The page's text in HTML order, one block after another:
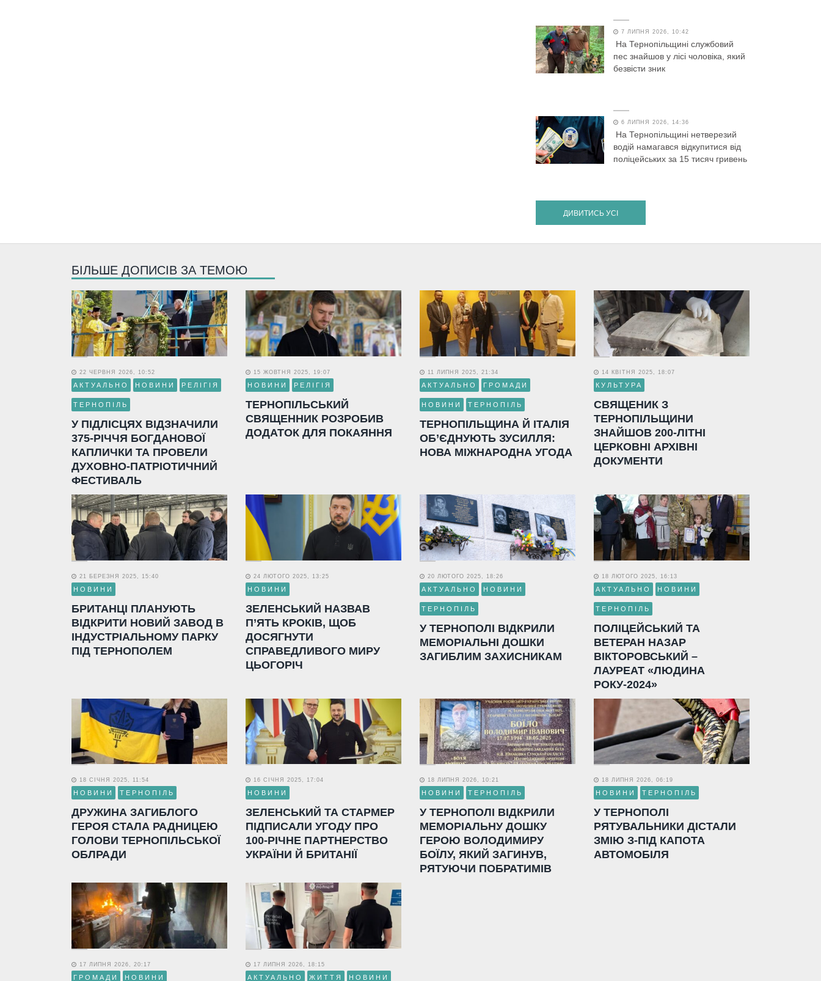
7 ЛИПНЯ 2026, 10:42
На Тернопільщині службовий
пес знайшов у лісі чоловіка, який
безвісти зник
6 ЛИПНЯ 2026, 14:36
На Тернопільщині нетверезий
водій намагався відкупитися від
поліцейських за 15 тисяч гривень
ДИВИТИСЬ УСІ
БІЛЬШЕ ДОПИСІВ ЗА ТЕМОЮ
22 ЧЕРВНЯ 2026, 10:52
АКТУАЛЬНО НОВИНИ РЕЛІГІЯ
ТЕРНОПІЛЬ
У ПІДЛІСЦЯХ ВІДЗНАЧИЛИ
375-РІЧЧЯ БОГДАНОВОЇ
КАПЛИЧКИ ТА ПРОВЕЛИ
ДУХОВНО-ПАТРІОТИЧНИЙ
ФЕСТИВАЛЬ
15 ЖОВТНЯ 2025, 19:07
НОВИНИ РЕЛІГІЯ
ТЕРНОПІЛЬСЬКИЙ
СВЯЩЕННИК РОЗРОБИВ
ДОДАТОК ДЛЯ ПОКАЯННЯ
11 ЛИПНЯ 2025, 21:34
АКТУАЛЬНО ГРОМАДИ
НОВИНИ ТЕРНОПІЛЬ
ТЕРНОПІЛЬЩИНА Й ІТАЛІЯ
ОБ’ЄДНУЮТЬ ЗУСИЛЛЯ:
НОВА МІЖНАРОДНА УГОДА
14 КВІТНЯ 2025, 18:07
КУЛЬТУРА
СВЯЩЕНИК З
ТЕРНОПІЛЬЩИНИ
ЗНАЙШОВ 200-ЛІТНІ
ЦЕРКОВНІ АРХІВНІ
ДОКУМЕНТИ
21 БЕРЕЗНЯ 2025, 15:40
НОВИНИ
БРИТАНЦІ ПЛАНУЮТЬ
ВІДКРИТИ НОВИЙ ЗАВОД В
ІНДУСТРІАЛЬНОМУ ПАРКУ
ПІД ТЕРНОПОЛЕМ
24 ЛЮТОГО 2025, 13:25
НОВИНИ
ЗЕЛЕНСЬКИЙ НАЗВАВ
П’ЯТЬ КРОКІВ, ЩОБ
ДОСЯГНУТИ
СПРАВЕДЛИВОГО МИРУ
ЦЬОГОРІЧ
20 ЛЮТОГО 2025, 18:26
АКТУАЛЬНО НОВИНИ
ТЕРНОПІЛЬ
У ТЕРНОПОЛІ ВІДКРИЛИ
МЕМОРІАЛЬНІ ДОШКИ
ЗАГИБЛИМ ЗАХИСНИКАМ
18 ЛЮТОГО 2025, 16:13
АКТУАЛЬНО НОВИНИ
ТЕРНОПІЛЬ
ПОЛІЦЕЙСЬКИЙ ТА
ВЕТЕРАН НАЗАР
ВІКТОРОВСЬКИЙ –
ЛАУРЕАТ «ЛЮДИНА
РОКУ-2024»
18 СІЧНЯ 2025, 11:54
НОВИНИ ТЕРНОПІЛЬ
ДРУЖИНА ЗАГИБЛОГО
ГЕРОЯ СТАЛА РАДНИЦЕЮ
ГОЛОВИ ТЕРНОПІЛЬСЬКОЇ
ОБЛРАДИ
16 СІЧНЯ 2025, 17:04
НОВИНИ
ЗЕЛЕНСЬКИЙ ТА СТАРМЕР
ПІДПИСАЛИ УГОДУ ПРО
100-РІЧНЕ ПАРТНЕРСТВО
УКРАЇНИ Й БРИТАНІЇ
18 ЛИПНЯ 2026, 10:21
НОВИНИ ТЕРНОПІЛЬ
У ТЕРНОПОЛІ ВІДКРИЛИ
МЕМОРІАЛЬНУ ДОШКУ
ГЕРОЮ ВОЛОДИМИРУ
БОЇЛУ, ЯКИЙ ЗАГИНУВ,
РЯТУЮЧИ ПОБРАТИМІВ
18 ЛИПНЯ 2026, 06:19
НОВИНИ ТЕРНОПІЛЬ
У ТЕРНОПОЛІ
РЯТУВАЛЬНИКИ ДІСТАЛИ
ЗМІЮ З-ПІД КАПОТА
АВТОМОБІЛЯ
17 ЛИПНЯ 2026, 20:17
ГРОМАДИ НОВИНИ
17 ЛИПНЯ 2026, 18:15
АКТУАЛЬНО ЖИТТЯ НОВИНИ